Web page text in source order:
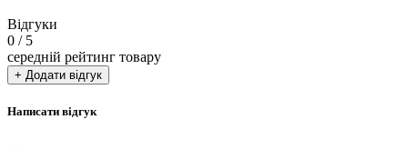
Відгуки
0 / 5
середній рейтинг товару
+ Додати відгук
Написати відгук